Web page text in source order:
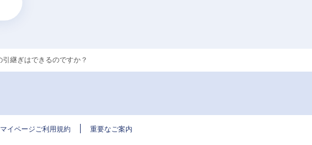
継ぎはできるのですか？
マイページご利用規約
重要なご案内